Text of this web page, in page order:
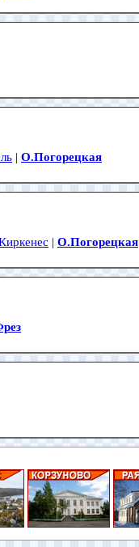
| О.Погорецкая
| О.Погорецкая